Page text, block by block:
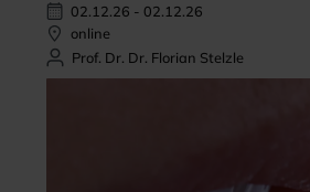
02.12.26 - 02.12.26
online
Prof. Dr. Dr. Florian Stelzle